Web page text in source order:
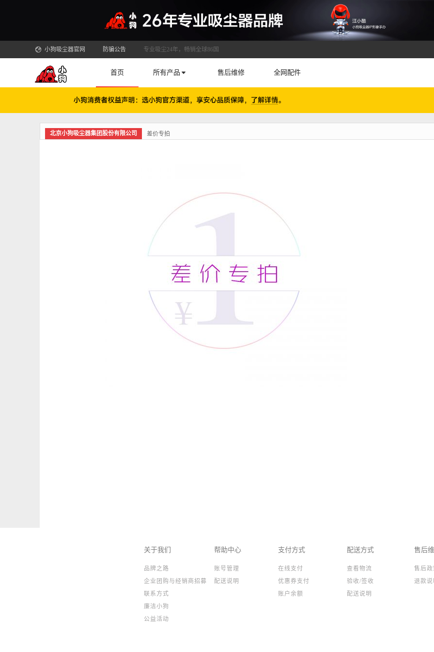
小狗吸尘器官网 防骗公告 专业吸尘24年，畅销全球86国
首页 所有产品 售后维修 全网配件
北京小狗吸尘器集团股份有限公司 差价专拍
关于我们
品牌之路
企业团购与经销商招募
联系方式
廉洁小狗
公益活动
帮助中心
账号管理
配送说明
支付方式
在线支付
优惠券支付
账户余额
配送方式
查看物流
验收/签收
配送说明
售后
售后
退款